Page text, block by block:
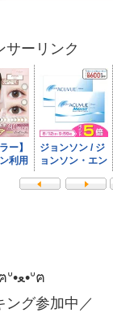
サーリンク
ฅᐡ•ﻌ•ᐡฅ
ング参加中／